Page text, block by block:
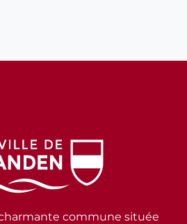
commune située